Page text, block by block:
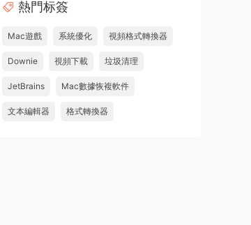
中文破解版 PR2026 強大視頻編輯軟件
u604731536624 • 2026-07-15
中文破解版
熱門标簽
Mac遊戲 系統優化 視頻格式轉換器
Downie 視頻下載 垃圾清理
JetBrains Mac數據恢複軟件
文本編輯器 格式轉換器